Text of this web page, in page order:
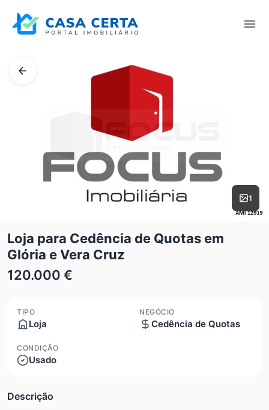
1
Loja para Cedência de Quotas em
Glória e Vera Cruz
120.000 €
TIPO
Loja
NEGÓCIO
Cedência de Quotas
CONDIÇÃO
Usado
Descrição